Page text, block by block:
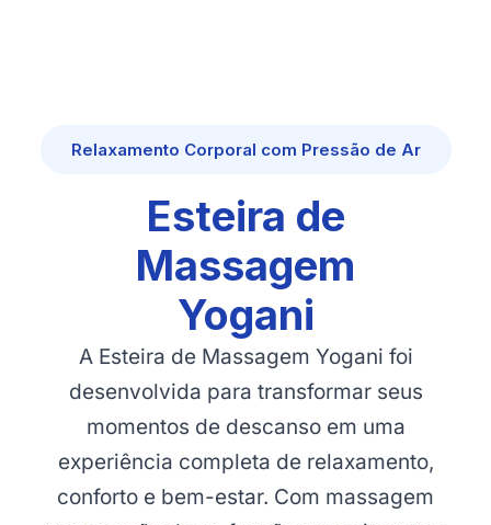
Relaxamento Corporal com Pressão de Ar
Esteira de
Massagem
Yogani
A Esteira de Massagem Yogani foi
desenvolvida para transformar seus
momentos de descanso em uma
experiência completa de relaxamento,
conforto e bem-estar. Com massagem